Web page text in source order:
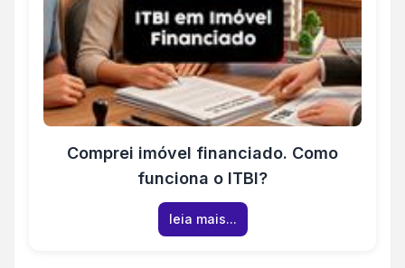
Comprei imóvel financiado. Como
funciona o ITBI?
leia mais...